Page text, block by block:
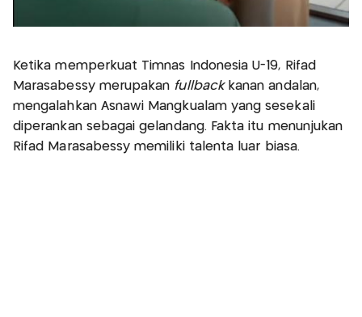
Ketika memperkuat Timnas Indonesia U-19, Rifad
Marasabessy merupakan fullbackkanan andalan,
mengalahkan Asnawi Mangkualam yang sesekali
diperankan sebagai gelandang. Fakta itu menunjukan
Rifad Marasabessy memiliki talenta luar biasa.